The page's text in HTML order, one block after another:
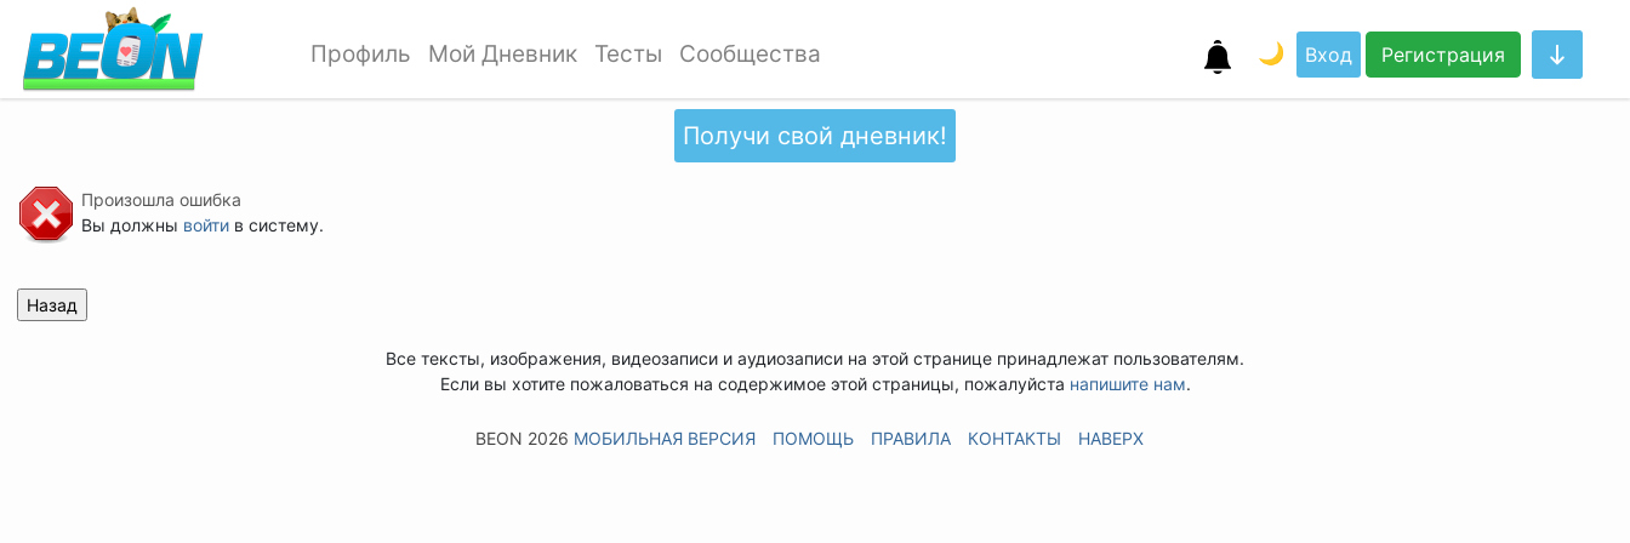
Профиль Мой Дневник Тесты Сообщества 🌙 Вход Регистрация
Получи свой дневник!
Произошла ошибка
Вы должны войтив систему.
Все тексты, изображения, видеозаписи и аудиозаписи на этой странице принадлежат пользователям.
Если вы хотите пожаловаться на содержимое этой страницы, пожалуйста напишите нам.
BEON 2026 МОБИЛЬНАЯ ВЕРСИЯ ПОМОЩЬ ПРАВИЛА КОНТАКТЫ НАВЕРХ